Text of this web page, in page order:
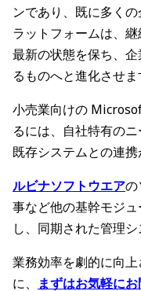
ンであり、既に多く
ラットフォームは、
最新の状態を保ち、
るものへと進化させま
小売業向けの
るには、自社特有の
既存システムとの連携
ルビナソフトウエアの
事など他の基幹モジ
し、同期された管理シ
業務効率を劇的に向
に、
まずはお気軽にお